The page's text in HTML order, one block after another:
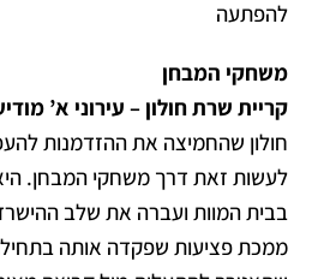
להפתעה
משחקי המבחן
קריית שרת חולון – עירוני א’
חולון שהחמיצה את ההזדמנות
לעשות זאת דרך משחקי המבחן.
בבית המוות ועברה את שלב
ממכת פציעות שפקדה אותה בתחילת